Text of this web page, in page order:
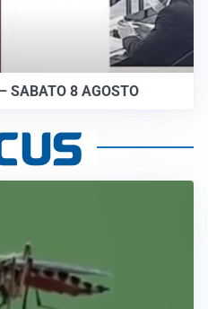
SABATO 8 AGOSTO